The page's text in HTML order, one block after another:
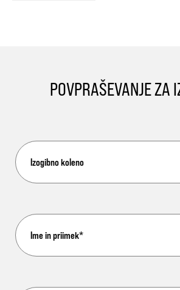
POVPRAŠEVANJE ZA